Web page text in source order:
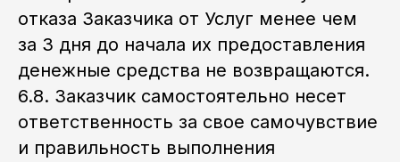
отказа Заказчика от Услуг менее чем
за 3 дня до начала их предоставления
денежные средства не возвращаются.
6.8. Заказчик самостоятельно несет
ответственность за свое самочувствие
и правильность выполнения